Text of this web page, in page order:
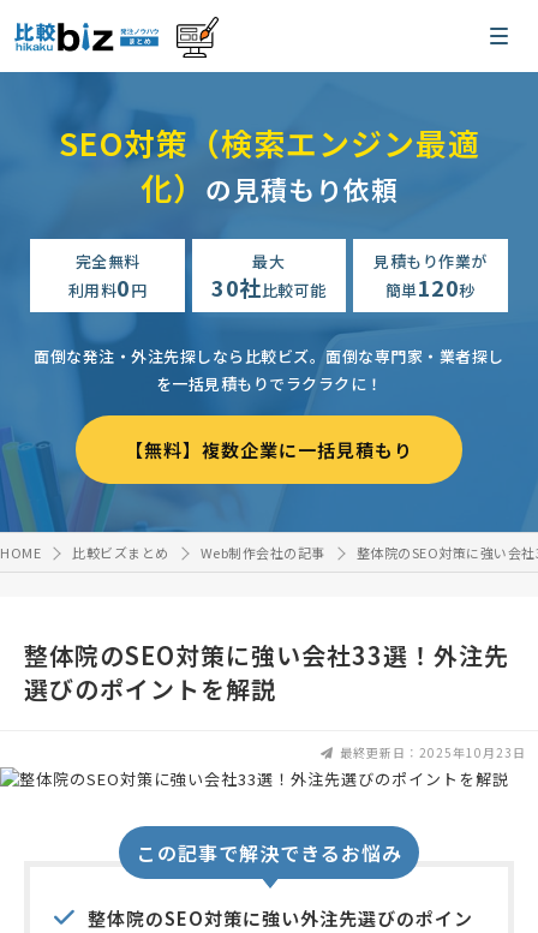
SEO対策（検索エンジン最適
化） の見積もり依頼
完全無料
利用料0円
最大
30社比較可能
見積もり作業が
簡単120秒
面倒な発注・外注先探しなら比較ビズ。 面倒な専門家・業者探し
を一括見積もりでラクラクに！
【無料】複数企業に一括見積もり
HOME 比較ビズまとめ Web制作会社の記事 整体院のSEO対策に強い会
整体院のSEO対策に強い会社33選！外注先
選びのポイントを解説
最終更新日：2025年10月23日
この記事で解決できるお悩み
整体院のSEO対策に強い外注先選びのポイン